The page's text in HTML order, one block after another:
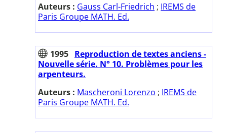
Auteurs : Gauss Carl-Friedrich ; IREMS de
Paris Groupe MATH. Ed.
1995 Reproduction de textes anciens -
Nouvelle série. N° 10. Problèmes pour les
arpenteurs.
Auteurs : Mascheroni Lorenzo ; IREMS de
Paris Groupe MATH. Ed.